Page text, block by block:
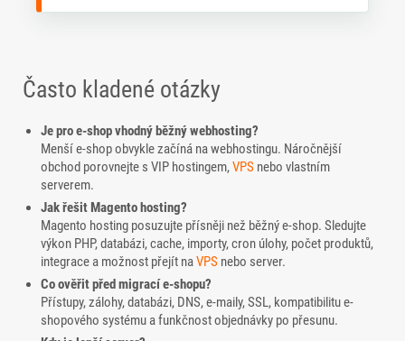
Často kladené otázky
Je pro e-shop vhodný běžný webhosting?
Menší e-shop obvykle začíná na webhostingu. Náročnější
obchod porovnejte s VIP hostingem,VPS nebo vlastním
serverem.
Jak řešit Magento hosting?
Magento hosting posuzujte přísněji než běžný e-shop. Sledujte
výkon PHP, databázi, cache, importy, cron úlohy, počet produktů,
integrace a možnost přejít naVPS nebo server.
Co ověřit před migrací e-shopu?
Přístupy, zálohy, databázi, DNS, e-maily, SSL, kompatibilitu e-
shopového systému a funkčnost objednávky po přesunu.